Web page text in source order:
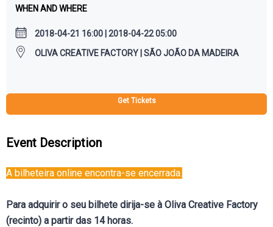
WHEN AND WHERE
2018-04-21 16:00 | 2018-04-22 05:00
OLIVA CREATIVE FACTORY | SÃO JOÃO DA MADEIRA
Get Tickets
Event Description
A bilheteira online encontra-se encerrada.
Para adquirir o seu bilhete dirija-se à Oliva Creative Factory
(recinto) a partir das 14 horas.